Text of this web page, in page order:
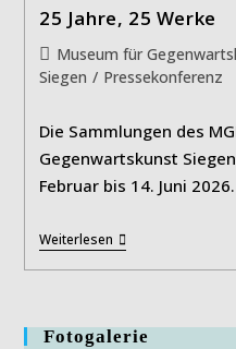
25 Jahre, 25 Werke
Beitrags-
Kategorie:
Museum für
Siegen / Pressekonferenz
Die Sammlungen des
Gegenwartskunst
Februar bis 14. Juni
Weiterlesen25
Jahre,
25
Fotogalerie